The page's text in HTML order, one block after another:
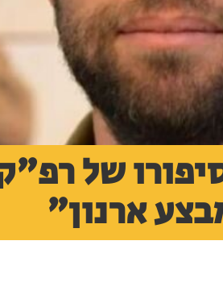
של
ארנון"